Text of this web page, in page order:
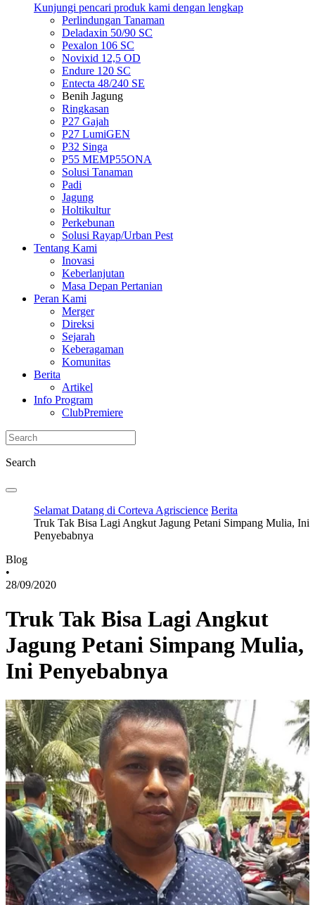
Kunjungi pencari produk kami dengan lengkap
Perlindungan Tanaman
Deladaxin 50/90 SC
Pexalon 106 SC
Novixid 12,5 OD
Endure 120 SC
Entecta 48/240 SE
Benih Jagung
Ringkasan
P27 Gajah
P27 LumiGEN
P32 Singa
P55 MEMP55ONA
Solusi Tanaman
Padi
Jagung
Holtikultur
Perkebunan
Solusi Rayap/Urban Pest
Tentang Kami
Inovasi
Keberlanjutan
Masa Depan Pertanian
Peran Kami
Merger
Direksi
Sejarah
Keberagaman
Komunitas
Berita
Artikel
Info Program
ClubPremiere
Search
Selamat Datang di Corteva Agriscience Berita
Truk Tak Bisa Lagi Angkut Jagung Petani Simpang Mulia, Ini
Penyebabnya
Blog
•
28/09/2020
Truk Tak Bisa Lagi Angkut
Jagung Petani Simpang Mulia,
Ini Penyebabnya